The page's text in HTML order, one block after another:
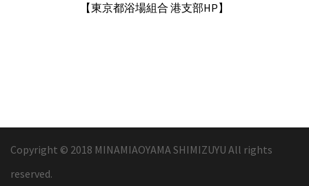
【東京都浴場組合 港支部HP】
Copyright © 2018 MINAMIAOYAMA SHIMIZUYU All rights
reserved.